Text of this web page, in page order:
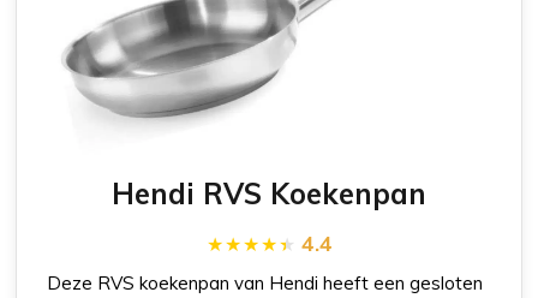
Hendi RVS Koekenpan
4.4
Deze RVS koekenpan van Hendi heeft een gesloten